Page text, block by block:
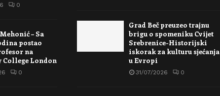
0
– Sa
postao
na
London
0
Grad Beč preuzeo trajnu
brigu o spomeniku Cvijet
Srebrenice-Historijski
iskorak za kulturu sjećanja
u Evropi
31/07/2026 0